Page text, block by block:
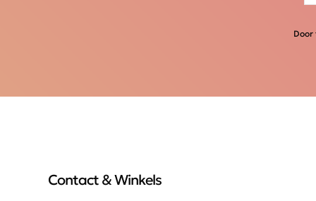
Door
Contact & Winkels